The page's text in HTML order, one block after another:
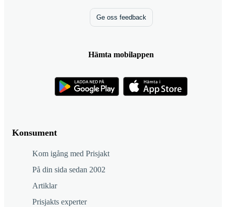
Konsument
Kom igång med Prisjakt
På din sida sedan 2002
Artiklar
Prisjakts experter
Ge oss feedback
Hämta mobilappen